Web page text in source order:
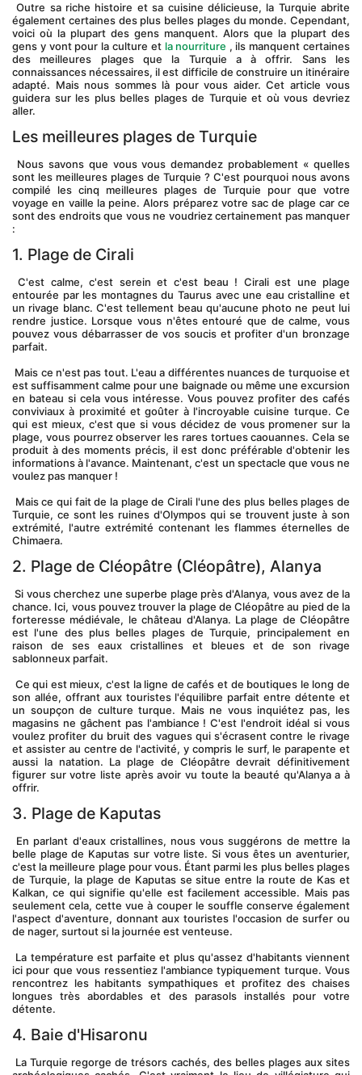
Outre sa riche histoire et sa cuisine délicieuse, la Turquie abrite
également certaines des plus belles plages du monde. Cependant,
voici où la plupart des gens manquent. Alors que la plupart des
gens y vont pour la culture et la nourriture , ils manquent certaines
des meilleures plages que la Turquie a à offrir. Sans les
connaissances nécessaires, il est difficile de construire un itinéraire
adapté. Mais nous sommes là pour vous aider. Cet article vous
guidera sur les plus belles plages de Turquie et où vous devriez
aller.
Les meilleures plages de Turquie
sont les meilleures plages de Turquie ? C'est pourquoi nous avons
compilé les cinq meilleures plages de Turquie pour que votre
voyage en vaille la peine. Alors préparez votre sac de plage car ce
sont des endroits que vous ne voudriez certainement pas manquer
:
1. Plage de Cirali
C'est calme, c'est serein et c'est beau ! Cirali est une plage
entourée par les montagnes du Taurus avec une eau cristalline et
un rivage blanc. C'est tellement beau qu'aucune photo ne peut lui
rendre justice. Lorsque vous n'êtes entouré que de calme, vous
pouvez vous débarrasser de vos soucis et profiter d'un bronzage
parfait.
est suffisamment calme pour une baignade ou même une excursion
en bateau si cela vous intéresse. Vous pouvez profiter des cafés
conviviaux à proximité et goûter à l'incroyable cuisine turque. Ce
qui est mieux, c'est que si vous décidez de vous promener sur la
plage, vous pourrez observer les rares tortues caouannes. Cela se
produit à des moments précis, il est donc préférable d'obtenir les
informations à l'avance. Maintenant, c'est un spectacle que vous ne
voulez pas manquer !
Turquie, ce sont les ruines d'Olympos qui se trouvent juste à son
extrémité, l'autre extrémité contenant les flammes éternelles de
Chimaera.
2. Plage de Cléopâtre (Cléopâtre), Alanya
Si vous cherchez une superbe plage près d'Alanya, vous avez de la
chance. Ici, vous pouvez trouver la plage de Cléopâtre au pied de la
forteresse médiévale, le château d'Alanya. La plage de Cléopâtre
est l'une des plus belles plages de Turquie, principalement en
raison de ses eaux cristallines et bleues et de son rivage
sablonneux parfait.
son allée, offrant aux touristes l'équilibre parfait entre détente et
un soupçon de culture turque. Mais ne vous inquiétez pas, les
magasins ne gâchent pas l'ambiance ! C'est l'endroit idéal si vous
voulez profiter du bruit des vagues qui s'écrasent contre le rivage
et assister au centre de l'activité, y compris le surf, le parapente et
aussi la natation. La plage de Cléopâtre devrait définitivement
figurer sur votre liste après avoir vu toute la beauté qu'Alanya a à
offrir.
3. Plage de Kaputas
belle plage de Kaputas sur votre liste. Si vous êtes un aventurier,
c'est la meilleure plage pour vous. Étant parmi les plus belles plages
de Turquie, la plage de Kaputas se situe entre la route de Kas et
Kalkan, ce qui signifie qu'elle est facilement accessible. Mais pas
seulement cela, cette vue à couper le souffle conserve également
l'aspect d'aventure, donnant aux touristes l'occasion de surfer ou
de nager, surtout si la journée est venteuse.
ici pour que vous ressentiez l'ambiance typiquement turque. Vous
rencontrez les habitants sympathiques et profitez des chaises
longues très abordables et des parasols installés pour votre
détente.
4. Baie d'Hisaronu